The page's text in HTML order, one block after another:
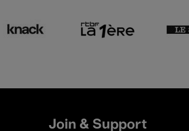
Join & Support